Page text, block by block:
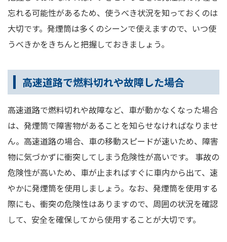
忘れる可能性があるため、使うべき状況を知っておくのは
大切です。発煙筒は多くのシーンで使えますので、いつ使
うべきかをきちんと把握しておきましょう。
高速道路で燃料切れや故障した場合
高速道路で燃料切れや故障など、車が動かなくなった場合
は、発煙筒で障害物があることを知らせなければなりませ
ん。高速道路の場合、車の移動スピードが速いため、障害
物に気づかずに衝突してしまう危険性が高いです。 事故の
危険性が高いため、車が止まればすぐに車内から出て、速
やかに発煙筒を使用しましょう。なお、発煙筒を使用する
際にも、衝突の危険性はありますので、周囲の状況を確認
して、安全を確保してから使用することが大切です。